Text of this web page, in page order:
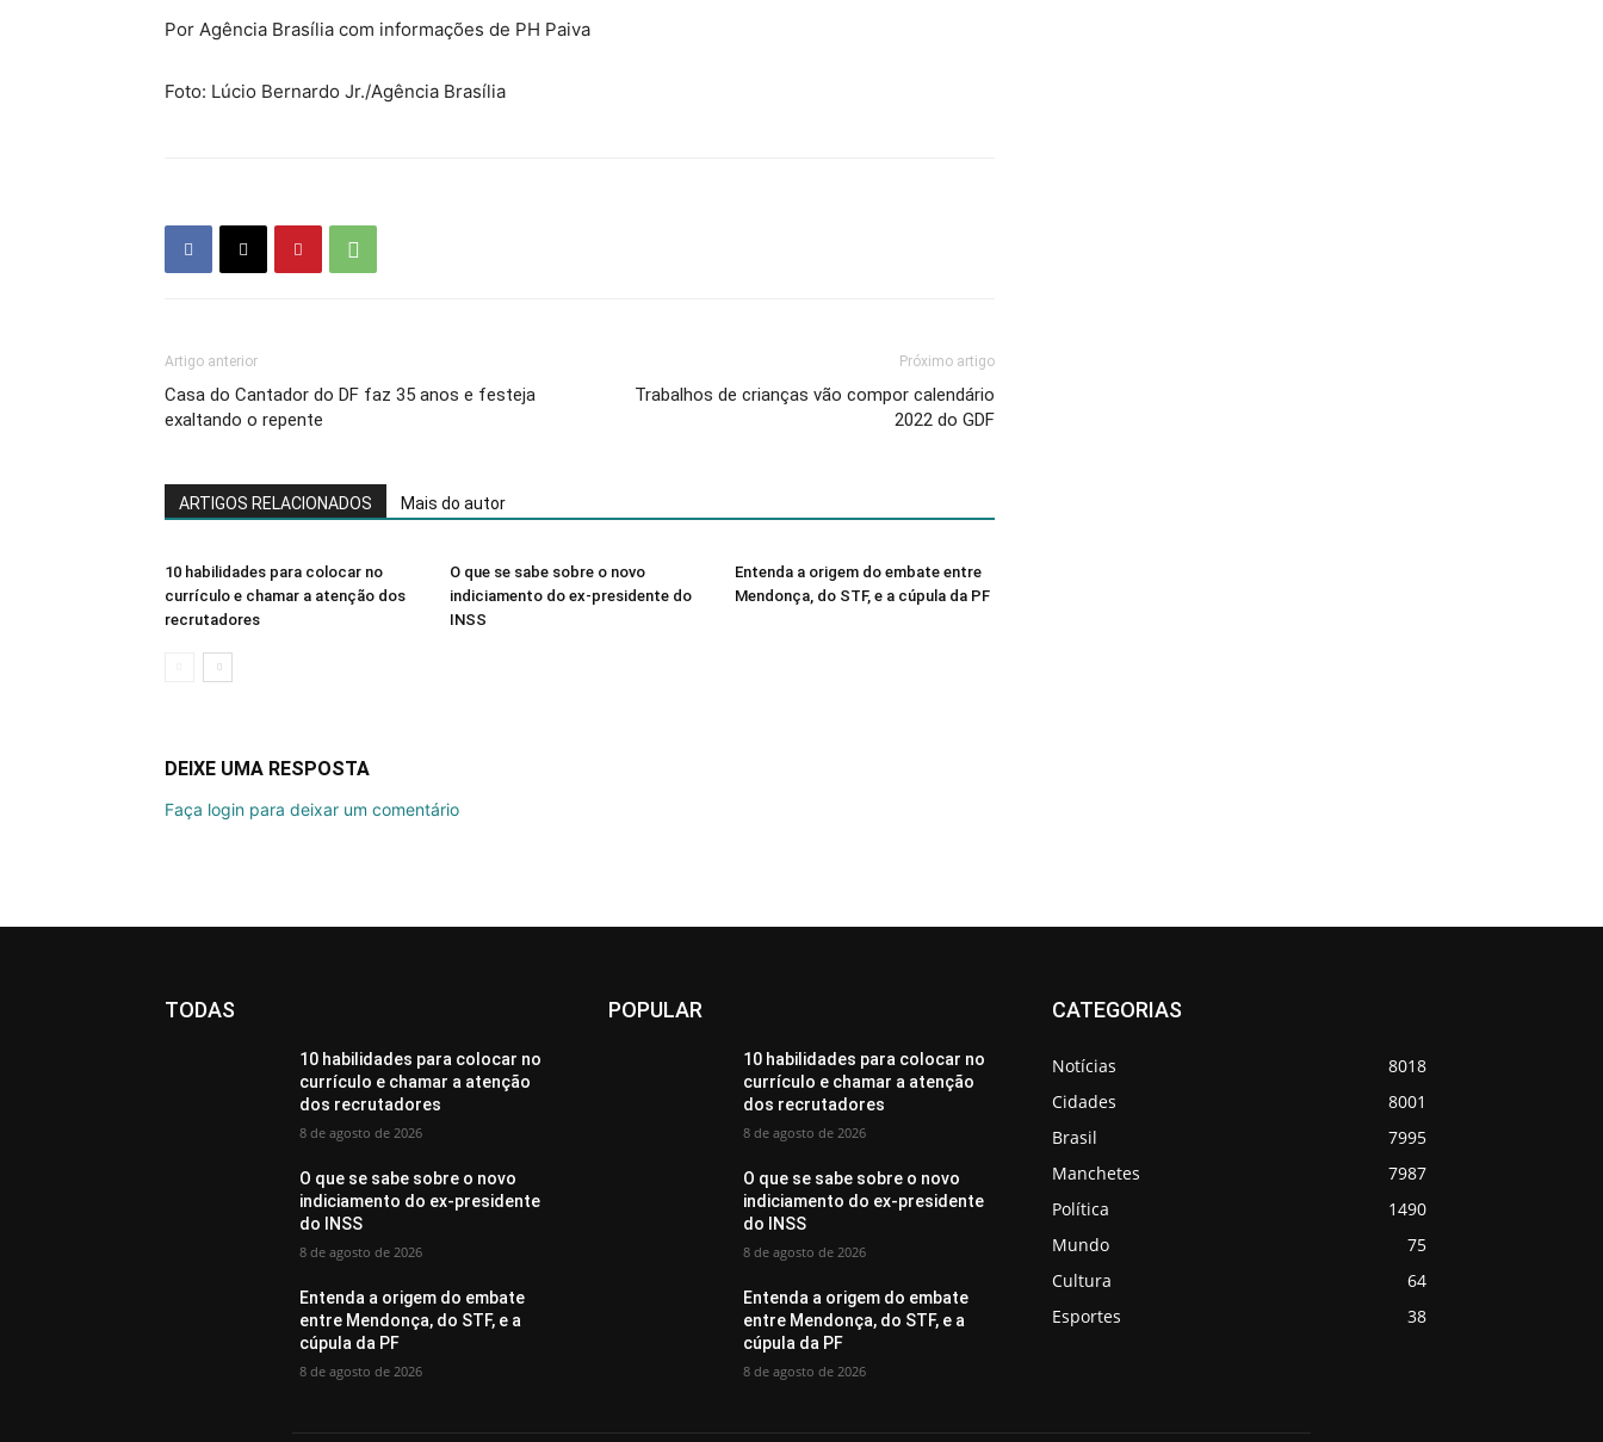
Por Agência Brasília com informações de PH Paiva
Foto: Lúcio Bernardo Jr./Agência Brasília
Artigo anterior
Casa do Cantador do DF faz 35 anos e festeja
exaltando o repente
Próximo artigo
Trabalhos de crianças vão compor calendário
2022 do GDF
ARTIGOS RELACIONADOS Mais do autor
10 habilidades para colocar no
currículo e chamar a atenção dos
recrutadores
O que se sabe sobre o novo
indiciamento do ex-presidente do
INSS
Entenda a origem do embate entre
Mendonça, do STF, e a cúpula da PF
DEIXE UMA RESPOSTA
Faça login para deixar um comentário
TODAS
10 habilidades para colocar no
currículo e chamar a atenção
dos recrutadores
8 de agosto de 2026
O que se sabe sobre o novo
indiciamento do ex-presidente
do INSS
8 de agosto de 2026
Entenda a origem do embate
entre Mendonça, do STF, e a
cúpula da PF
8 de agosto de 2026
POPULAR
10 habilidades para colocar no
currículo e chamar a atenção
dos recrutadores
8 de agosto de 2026
O que se sabe sobre o novo
indiciamento do ex-presidente
do INSS
8 de agosto de 2026
Entenda a origem do embate
entre Mendonça, do STF, e a
cúpula da PF
8 de agosto de 2026
CATEGORIAS
Notícias
8018
Cidades
8001
Brasil
7995
Manchetes
7987
Política
1490
Mundo
75
Cultura
64
Esportes
38